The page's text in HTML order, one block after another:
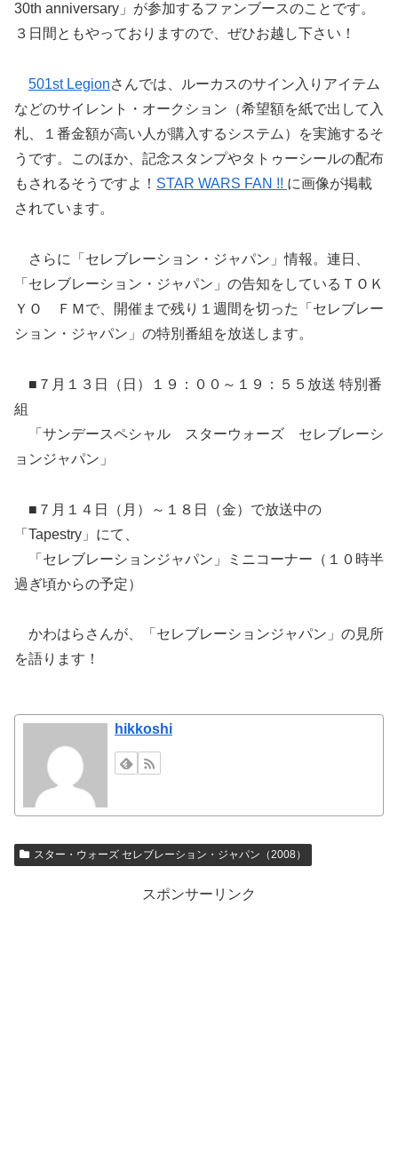
30th anniversary」が参加するファンブースのことです。
３日間ともやっておりますので、ぜひお越し下さい！
501st Legionさんでは、ルーカスのサイン入りアイテム
などのサイレント・オークション（希望額を紙で出して入
札、１番金額が高い人が購入するシステム）を実施するそ
うです。このほか、記念スタンプやタトゥーシールの配布
もされるそうですよ！ STAR WARS FAN !! に画像が掲載
されています。
さらに「セレブレーション・ジャパン」情報。連日、
「セレブレーション・ジャパン」の告知をしているＴＯＫ
ＹＯ ＦＭで、開催まで残り１週間を切った「セレブレー
ション・ジャパン」の特別番組を放送します。
■７月１３日（日）１９：００～１９：５５放送 特別番
組
「サンデースペシャル スターウォーズ セレブレーシ
ョンジャパン」
■７月１４日（月）～１８日（金）で放送中の
「Tapestry」にて、
「セレブレーションジャパン」ミニコーナー（１０時半
過ぎ頃からの予定）
かわはらさんが、「セレブレーションジャパン」の見所
を語ります！
hikkoshi
スター・ウォーズ セレブレーション・ジャパン（2008）
スポンサーリンク